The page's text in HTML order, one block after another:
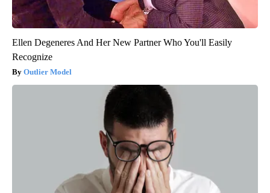
Ellen Degeneres And Her New Partner Who You'll Easily
Recognize
Outlier Model